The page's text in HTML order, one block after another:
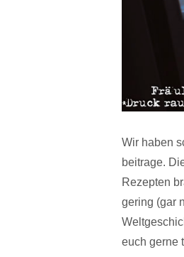
Wir haben
beitrage.
Rezepten
gering (gar
euch gerne